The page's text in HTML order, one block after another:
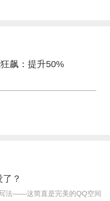
飙：提升50%
？
法——这简直是完美的QQ空间